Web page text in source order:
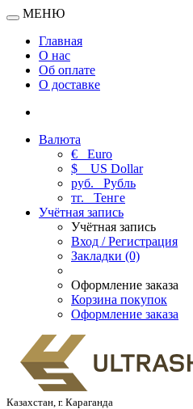
МЕНЮ
Главная
О нас
Об оплате
О доставке
Валюта
€ Euro
$
US Dollar
руб. Рубль
тг. Тенге
Учётная запись
Учётная запись
Вход / Регистрация
Закладки (0)
Оформление заказа
Корзина покупок
Оформление заказа
Казахстан, г. Караганда